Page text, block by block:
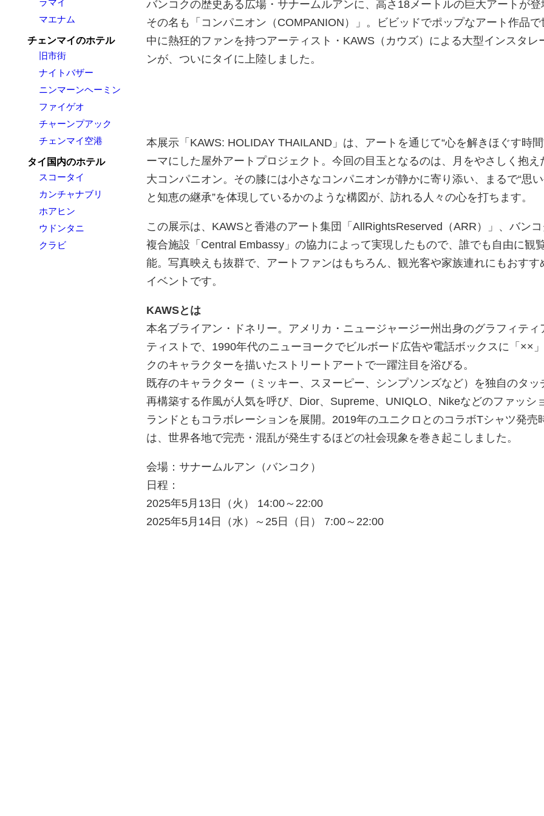
ラマイ
マエナム
チェンマイのホテル
旧市街
ナイトバザー
ニンマーンヘーミン
ファイゲオ
チャーンプアック
チェンマイ空港
タイ国内のホテル
スコータイ
カンチャナブリ
ホアヒン
ウドンタニ
クラビ
バンコクの歴史ある広場・サナームルアンに、高さ18メートルの巨大アートが
その名も「コンパニオン（COMPANION）」。ビビッドでポップなアート作品で
中に熱狂的ファンを持つアーティスト・KAWS（カウズ）による大型インスタレ
ンが、ついにタイに上陸しました。
本展示「KAWS: HOLIDAY THAILAND」は、アートを通じて“心を解きほぐす時間
ーマにした屋外アートプロジェクト。今回の目玉となるのは、月をやさしく抱え
大コンパニオン。その膝には小さなコンパニオンが静かに寄り添い、まるで“思い
と知恵の継承”を体現しているかのような構図が、訪れる人々の心を打ちます。
この展示は、KAWSと香港のアート集団「AllRightsReserved（ARR）」、バン
複合施設「Central Embassy」の協力によって実現したもので、誰でも自由に観
能。写真映えも抜群で、アートファンはもちろん、観光客や家族連れにもおすす
イベントです。
KAWSとは
本名ブライアン・ドネリー。アメリカ・ニュージャージー州出身のグラフィティ
ティストで、1990年代のニューヨークでビルボード広告や電話ボックスに「××
クのキャラクターを描いたストリートアートで一躍注目を浴びる。
既存のキャラクター（ミッキー、スヌーピー、シンプソンズなど）を独自のタッ
再構築する作風が人気を呼び、Dior、Supreme、UNIQLO、Nikeなどのファッシ
ランドともコラボレーションを展開。2019年のユニクロとのコラボTシャツ発売
は、世界各地で完売・混乱が発生するほどの社会現象を巻き起こしました。
会場：サナームルアン（バンコク）
日程：
2025年5月13日（火） 14:00～22:00
2025年5月14日（水）～25日（日） 7:00～22:00